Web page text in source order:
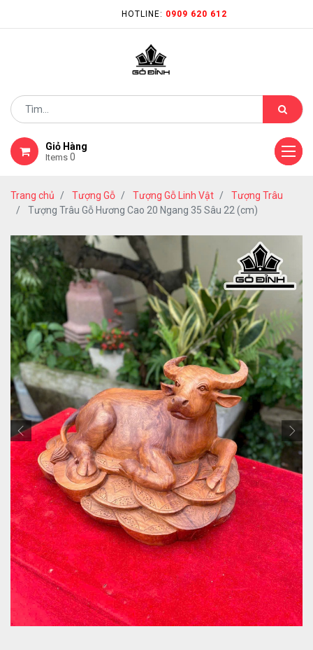
HOTLINE: 0909 620 612
Giỏ Hàng
Items 0
Trang chủ Tượng Gỗ Tượng Gỗ Linh Vật
Tượng Trâu
Tượng Trâu Gỗ Hương Cao 20 Ngang 35 Sâu 22 (cm)